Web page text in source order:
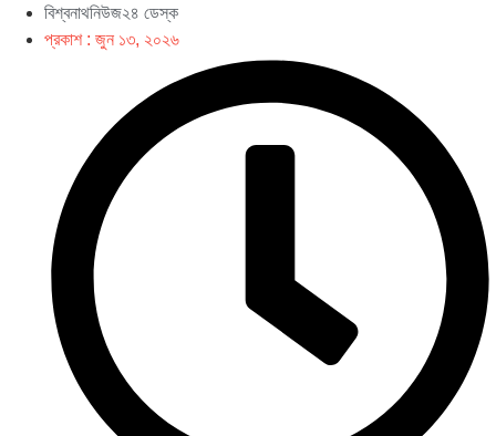
বিশ্বনাথনিউজ২৪ ডেস্ক
প্রকাশ : জুন ১৩, ২০২৬